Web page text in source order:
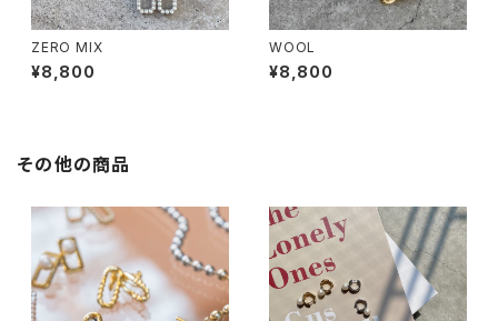
ZERO MIX
¥8,800
WOOL
¥8,800
その他の商品